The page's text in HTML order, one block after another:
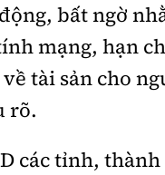
bất ngờ
mạng, hạn
tài sản cho
rõ.
các tỉnh,